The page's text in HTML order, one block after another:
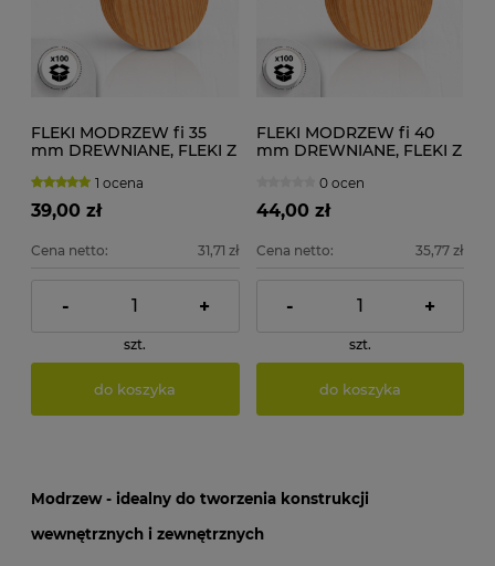
FLEKI MODRZEW fi 35
mm DREWNIANE, FLEKI Z
1 ocena
39,00 zł
Cena netto: 31,71 zł
- +
szt.
do koszyka
FLEKI MODRZEW fi 40
mm DREWNIANE, FLEKI Z
0 ocen
44,00 zł
Cena netto: 35,77 zł
- +
szt.
do koszyka
Modrzew - idealny do tworzenia konstrukcji
wewnętrznych i zewnętrznych